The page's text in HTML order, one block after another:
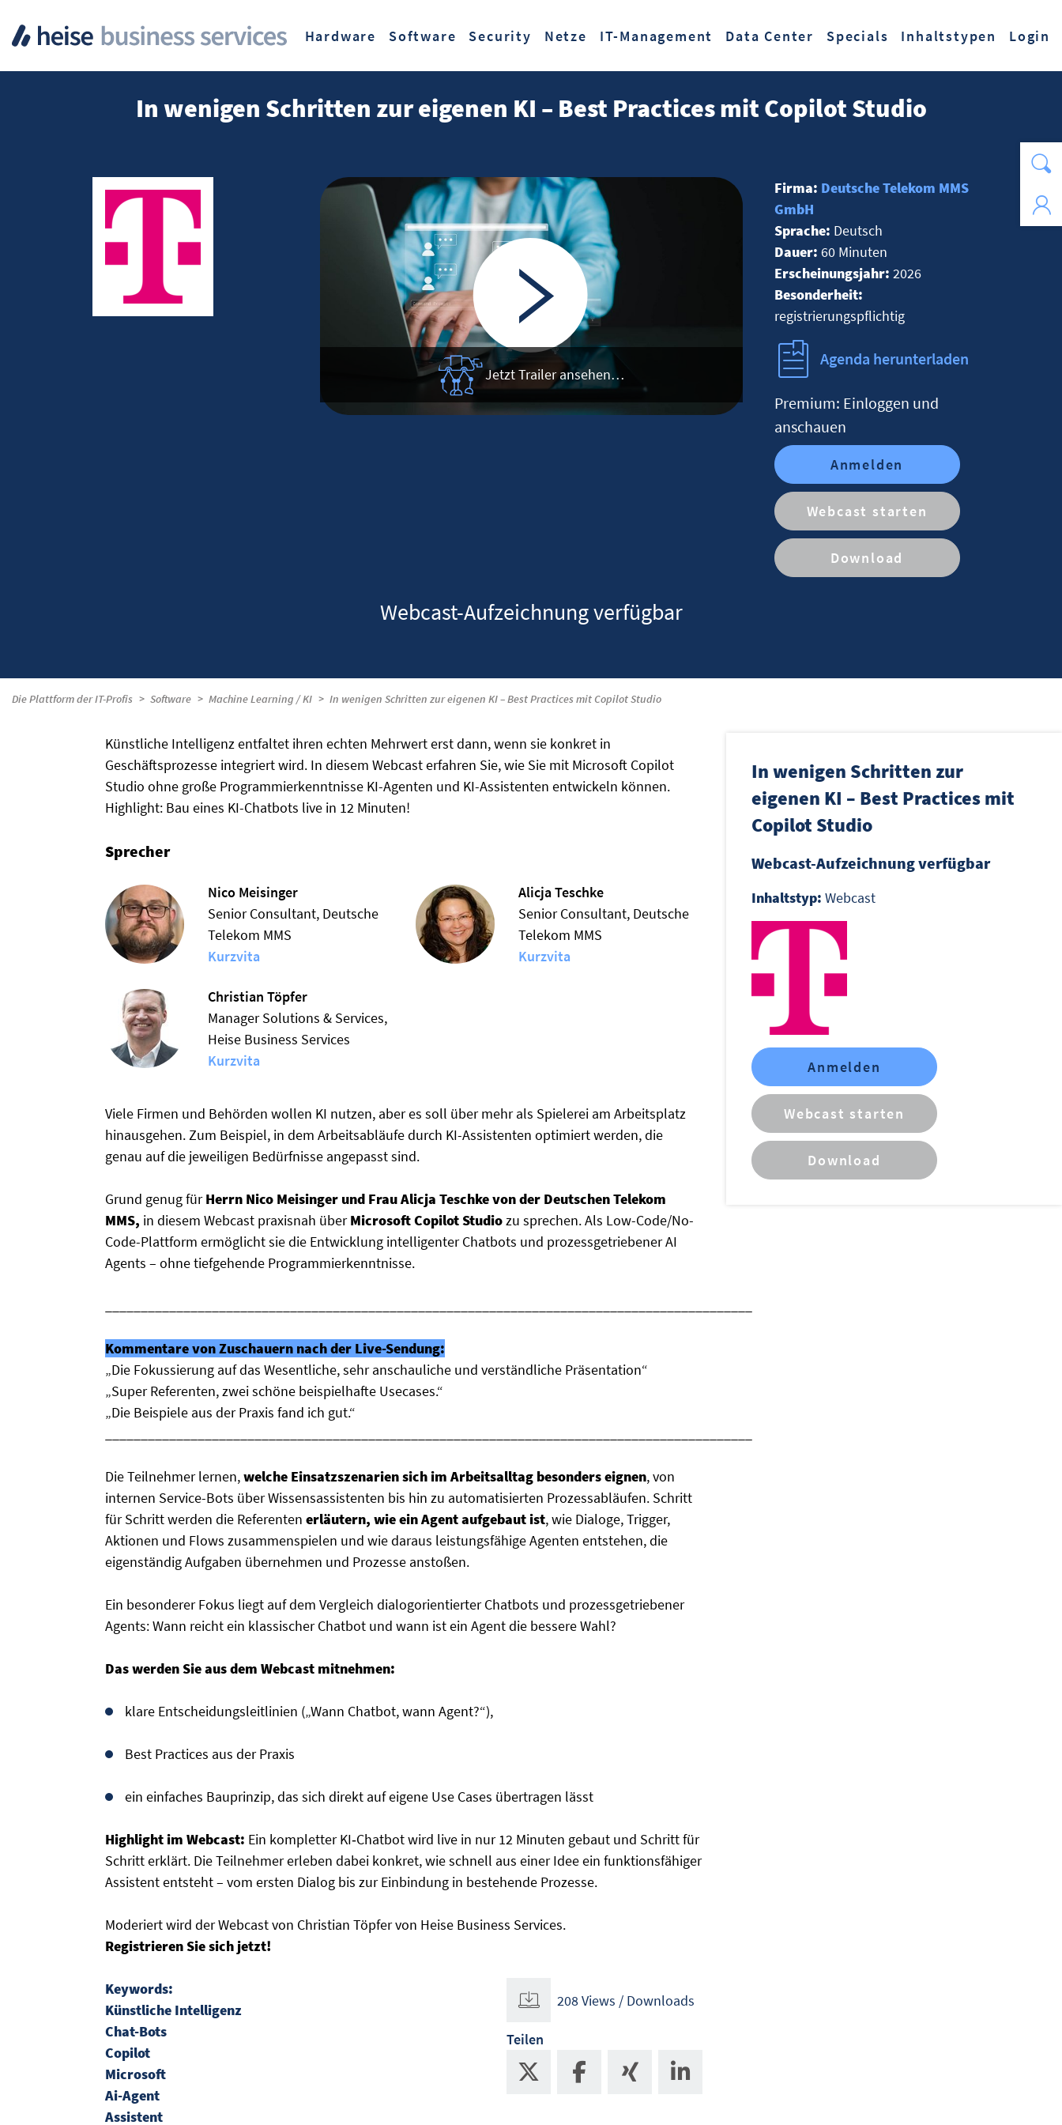
Hardware
Software Security Netze IT-Management Data Center Specials Inhaltstypen Login
In wenigen Schritten zur eigenen KI – Best Practices mit Copilot Studio
Jetzt Trailer ansehen…
Webcast-Aufzeichnung verfügbar
Firma: Deutsche Telekom MMS
GmbH
Sprache: Deutsch
Dauer: 60 Minuten
Erscheinungsjahr: 2026
Besonderheit:
registrierungspflichtig
Agenda herunterladen
Premium: Einloggen und
anschauen
Anmelden
Webcast starten
Download
Die Plattform der IT-Profis Software Machine Learning / KI In wenigen Schritten zur eigenen KI – Best Practices mit Copilot Studio
Künstliche Intelligenz entfaltet ihren echten Mehrwert erst dann, wenn sie konkret in
Geschäftsprozesse integriert wird. In diesem Webcast erfahren Sie, wie Sie mit Microsoft Copilot
Studio ohne große Programmierkenntnisse KI-Agenten und KI-Assistenten entwickeln können.
Highlight: Bau eines KI-Chatbots live in 12 Minuten!
Sprecher
Nico Meisinger
Senior Consultant, Deutsche
Telekom MMS
Kurzvita
Alicja Teschke
Senior Consultant, Deutsche
Telekom MMS
Kurzvita
Christian Töpfer
Manager Solutions & Services,
Heise Business Services
Kurzvita
Viele Firmen und Behörden wollen KI nutzen, aber es soll über mehr als Spielerei am Arbeitsplatz
hinausgehen. Zum Beispiel, in dem Arbeitsabläufe durch KI-Assistenten optimiert werden, die
genau auf die jeweiligen Bedürfnisse angepasst sind.
Grund genug fürHerrn Nico Meisinger und Frau Alicja Teschke von der Deutschen Telekom
MMS, in diesem Webcast praxisnah überMicrosoft Copilot Studiozu sprechen. Als Low-Code/No-
Code-Plattform ermöglicht sie die Entwicklung intelligenter Chatbots und prozessgetriebener AI
Agents – ohne tiefgehende Programmierkenntnisse.
Kommentare von Zuschauern nach der Live-Sendung:
„Die Fokussierung auf das Wesentliche, sehr anschauliche und verständliche Präsentation“
„Super Referenten, zwei schöne beispielhafte Usecases.“
„Die Beispiele aus der Praxis fand ich gut.“
Die Teilnehmer lernen,welche Einsatzszenarien sich im Arbeitsalltag besonders eignen, von
internen Service-Bots über Wissensassistenten bis hin zu automatisierten Prozessabläufen. Schritt
für Schritt werden die Referenten erläutern, wie ein Agent aufgebaut ist, wie Dialoge, Trigger,
Aktionen und Flows zusammenspielen und wie daraus leistungsfähige Agenten entstehen, die
eigenständig Aufgaben übernehmen und Prozesse anstoßen.
Ein besonderer Fokus liegt auf dem Vergleich dialogorientierter Chatbots und prozessgetriebener
Agents: Wann reicht ein klassischer Chatbot und wann ist ein Agent die bessere Wahl?
Das werden Sie aus dem Webcast mitnehmen:
klare Entscheidungsleitlinien („Wann Chatbot, wann Agent?“),
Best Practices aus der Praxis
ein einfaches Bauprinzip, das sich direkt auf eigene Use Cases übertragen lässt
Highlight im Webcast: Ein kompletter KI‑Chatbot wird live in nur 12 Minuten gebaut und Schritt für
Schritt erklärt. Die Teilnehmer erleben dabei konkret, wie schnell aus einer Idee ein funktionsfähiger
Assistent entsteht – vom ersten Dialog bis zur Einbindung in bestehende Prozesse.
Moderiert wird der Webcast von Christian Töpfer von Heise Business Services.
Registrieren Sie sich jetzt!
Keywords:
Künstliche Intelligenz
Chat-Bots
Copilot
Microsoft
Ai-Agent
Assistent
208 Views / Downloads
Teilen
In wenigen Schritten zur
eigenen KI – Best Practices mit
Copilot Studio
Webcast-Aufzeichnung verfügbar
Inhaltstyp: Webcast
Anmelden
Webcast starten
Download